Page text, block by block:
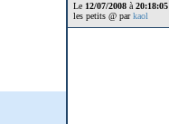
Le 12/07/2008à 20:18:05
les petits @ parkaol